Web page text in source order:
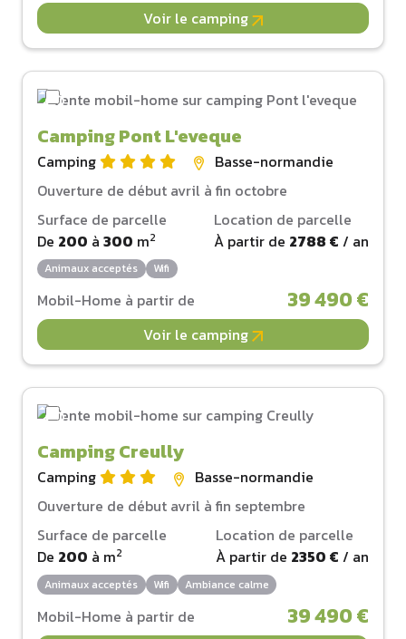
Voir le camping
Camping Pont L'eveque
Camping
Basse-normandie
Ouverture de début avril à fin octobre
Surface de parcelle
De 200 à 300 m2
Location de parcelle
À partir de 2788 € / an
Animaux acceptés Wifi
Mobil-Home à partir de 39 490 €
Voir le camping
Camping Creully
Camping
Basse-normandie
Ouverture de début avril à fin septembre
Surface de parcelle
De 200 à m2
Location de parcelle
À partir de 2350 € / an
Animaux acceptés Wifi Ambiance calme
Mobil-Home à partir de 39 490 €